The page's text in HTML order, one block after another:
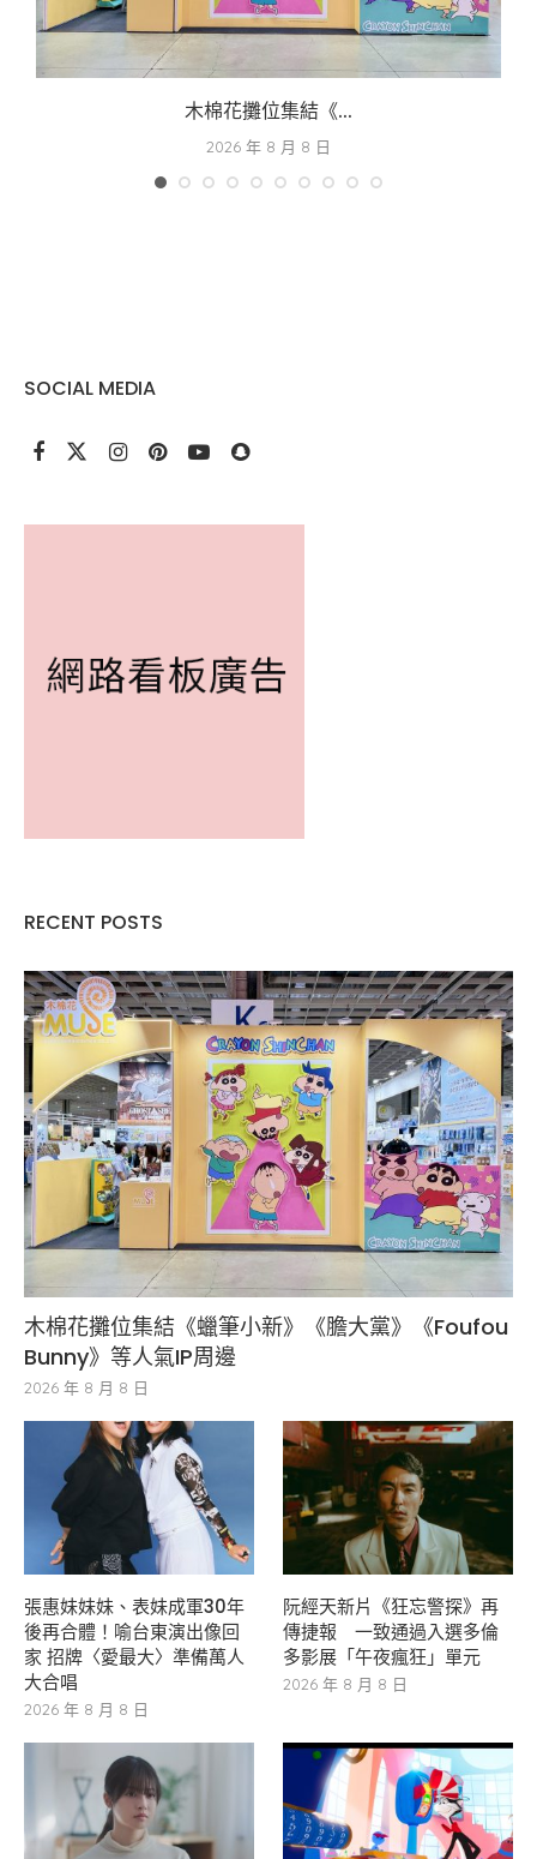
木棉花攤位集結《...
2026 年 8 月 8 日
SOCIAL MEDIA
RECENT POSTS
木棉花攤位集結《蠟筆小新》《膽大黨》《Foufou
Bunny》等人氣IP周邊
2026 年 8 月 8 日
張惠妹妹妹、表妹成軍30年
後再合體！喻台東演出像回
家 招牌〈愛最大〉準備萬人
大合唱
2026 年 8 月 8 日
阮經天新片《狂忘警探》再
傳捷報 一致通過入選多倫
多影展「午夜瘋狂」單元
2026 年 8 月 8 日